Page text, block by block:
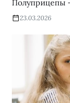
Полуприцепы
23.03.2026